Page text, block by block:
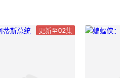
更新至02集